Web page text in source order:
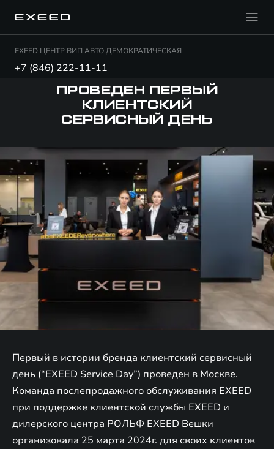
EXEED ЦЕНТР ВИП АВТО ДЕМОКРАТИЧЕСКАЯ
+7 (846) 222-11-11
ПРОВЕДЕН ПЕРВЫЙ
КЛИЕНТСКИЙ
СЕРВИСНЫЙ ДЕНЬ
Первый в истории бренда клиентский сервисный
день (“EXEED Service Day”) проведен в Москве.
Команда послепродажного обслуживания EXEED
при поддержке клиентской службы EXEED и
дилерского центра РОЛЬФ EXEED Вешки
организовала 25 марта 2024г. для своих клиентов